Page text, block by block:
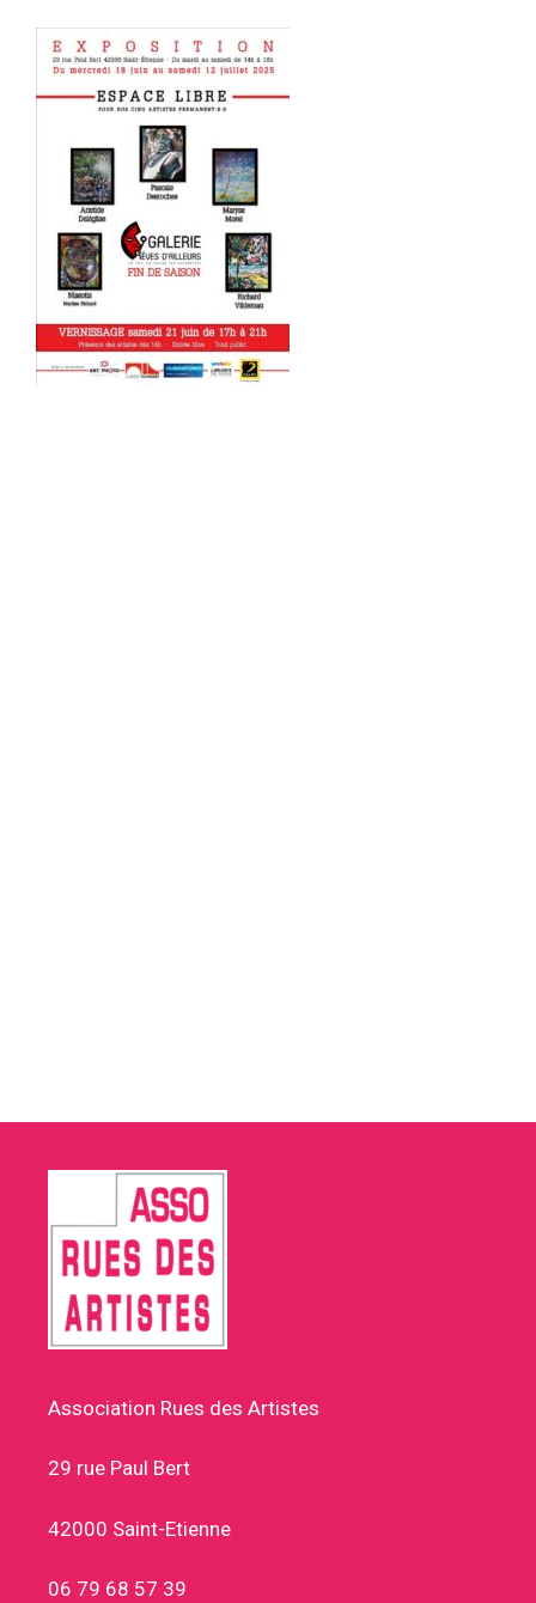
Association Rues des Artistes
29 rue Paul Bert
42000 Saint-Etienne
06 79 68 57 39